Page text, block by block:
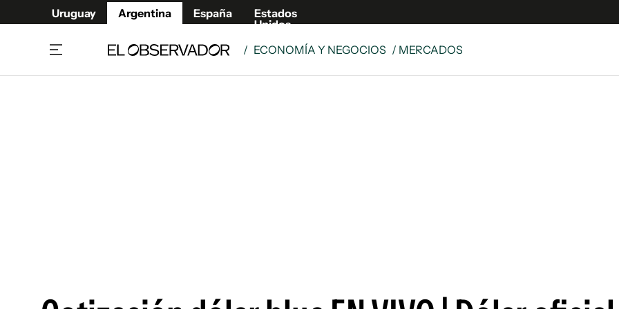
Uruguay Argentina España
Estados
Unidos
/ ECONOMÍA Y NEGOCIOS / MERCADOS